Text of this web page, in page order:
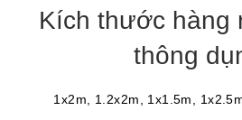
Kích thước hàng
thông
1x2m, 1.2x2m, 1x1.5m,